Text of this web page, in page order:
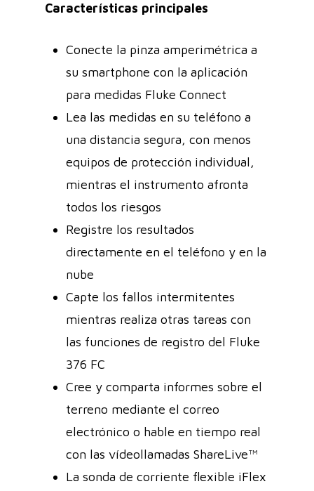
Características principales
Conecte la pinza amperimétrica a
su smartphone con la aplicación
para medidas Fluke Connect
Lea las medidas en su teléfono a
una distancia segura, con menos
equipos de protección individual,
mientras el instrumento afronta
todos los riesgos
Registre los resultados
directamente en el teléfono y en la
nube
Capte los fallos intermitentes
mientras realiza otras tareas con
las funciones de registro del Fluke
376 FC
Cree y comparta informes sobre el
terreno mediante el correo
electrónico o hable en tiempo real
con las vídeollamadas ShareLive™
La sonda de corriente flexible iFlex